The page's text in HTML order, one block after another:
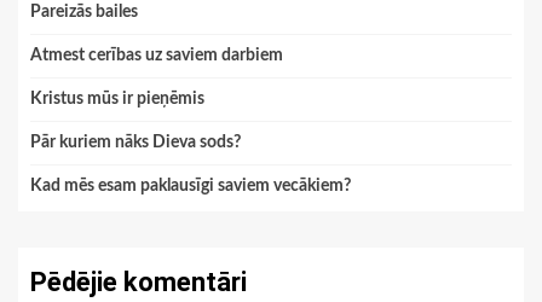
Pareizās bailes
Atmest cerības uz saviem darbiem
Kristus mūs ir pieņēmis
Pār kuriem nāks Dieva sods?
Kad mēs esam paklausīgi saviem vecākiem?
Pēdējie komentāri